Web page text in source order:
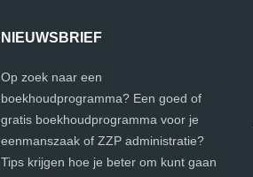
NIEUWSBRIEF
Op zoek naar een
boekhoudprogramma? Een goed of
gratis boekhoudprogramma voor je
eenmanszaak of ZZP administratie?
Tips krijgen hoe je beter om kunt gaan